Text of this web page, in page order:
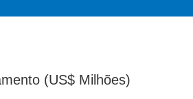
(US$ Milhões)